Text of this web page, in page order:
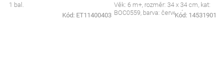
1 bal.
Kód: ET11400403
Věk: 6 m+, rozměr: 34 x 34 cm, kat:
BOC0559, barva: červená
Kód: 14531901